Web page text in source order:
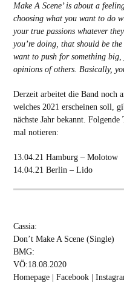
Make A Scene’ is about a
choosing what you want to do
your true passions whatever
you’re doing, that should be
want to push for something big,
opinions of others. Basically,
Derzeit arbeitet die Band noch
welches 2021 erscheinen soll,
nächste Jahr bekannt.
mal notieren:
13.04.21 Hamburg – Molotow
14.04.21 Berlin – Lido
Cassia:
Don’t Make A Scene (Single)
BMG:
VÖ:18.08.2020
Homepage| Facebook|